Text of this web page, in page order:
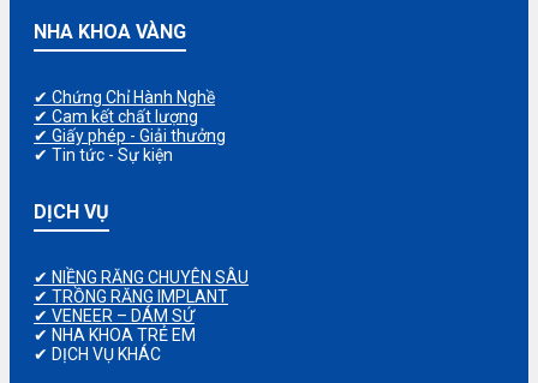
NHA KHOA VÀNG
✔ Chứng Chỉ Hành Nghề
✔ Cam kết chất lượng
✔ Giấy phép - Giải thưởng
✔ Tin tức - Sự kiện
DỊCH VỤ
✔ NIỀNG RĂNG CHUYÊN SÂU
✔ TRỒNG RĂNG IMPLANT
✔ VENEER – DÁM SỨ
✔ NHA KHOA TRẺ EM
✔ DỊCH VỤ KHÁC